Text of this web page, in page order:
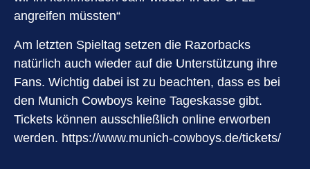
angreifen müssten“
Am letzten Spieltag setzen die Razorbacks
natürlich auch wieder auf die Unterstützung ihre
Fans. Wichtig dabei ist zu beachten, dass es bei
den Munich Cowboys keine Tageskasse gibt.
Tickets können ausschließlich online erworben
werden. https://www.munich-cowboys.de/tickets/